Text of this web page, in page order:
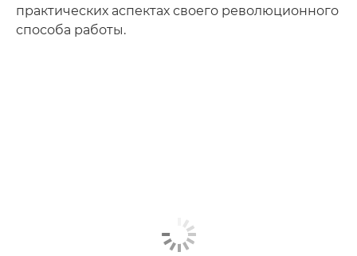
практических аспектах своего революционного
способа работы.